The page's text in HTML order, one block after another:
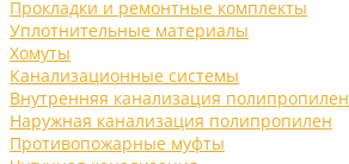
Прокладки и ремонтные комплекты
Уплотнительные материалы
Хомуты
Канализационные системы
Внутренняя канализация полипропилен
Наружная канализация полипропилен
Противопожарные муфты